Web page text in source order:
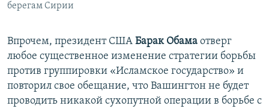
берегам Сирии
Впрочем, президент США Барак Обама отверг
любое существенное изменение стратегии борьбы
против группировки «Исламское государство» и
повторил свое обещание, что Вашингтон не будет
проводить никакой сухопутной операции в борьбе с